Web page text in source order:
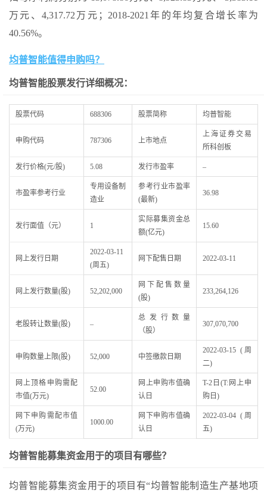
万元、4,317.72万元；2018-2021年的年均复合增长率为
40.56%。
均普智能值得申购吗？
均普智能股票发行详细概况：
股票代码 688306 股票简称 均普智能
申购代码 787306 上市地点
上海证券交易
所科创板
发行价格(元/股) 5.08 发行市盈率 –
市盈率参考行业
专用设备制
造业
参考行业市盈率
(最新)
36.98
发行面值（元） 1
实际募集资金总
额(亿元)
15.60
网上发行日期
2022-03-11
(周五)
网下配售日期 2022-03-11
网上发行数量(股) 52,202,000
网下配售数量
(股)
233,264,126
老股转让数量(股) –
总发行数量
（股）
307,070,700
申购数量上限(股) 52,000 中签缴款日期
2022-03-15 (周
二)
网上顶格申购需配
市值(万元)
52.00
网上申购市值确
认日
T-2日(T:网上申
购日)
网下申购需配市值
(万元)
1000.00
网下申购市值确
认日
2022-03-04 (周
五)
均普智能募集资金用于的项目有哪些？
均普智能募集资金用于的项目有“均普智能制造生产基地项